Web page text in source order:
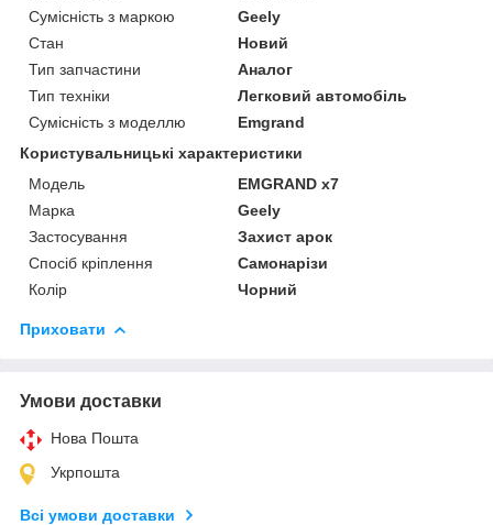
Сумісність з маркою
Geely
Стан
Новий
Тип запчастини
Аналог
Тип техніки
Легковий автомобіль
Сумісність з моделлю
Emgrand
Користувальницькі характеристики
Мoдель
EMGRAND x7
Марка
Geely
Застосування
Захист арок
Спосіб кріплення
Самонарізи
Колір
Чорний
Приховати
Умови доставки
Нова Пошта
Укрпошта
Всі умови доставки